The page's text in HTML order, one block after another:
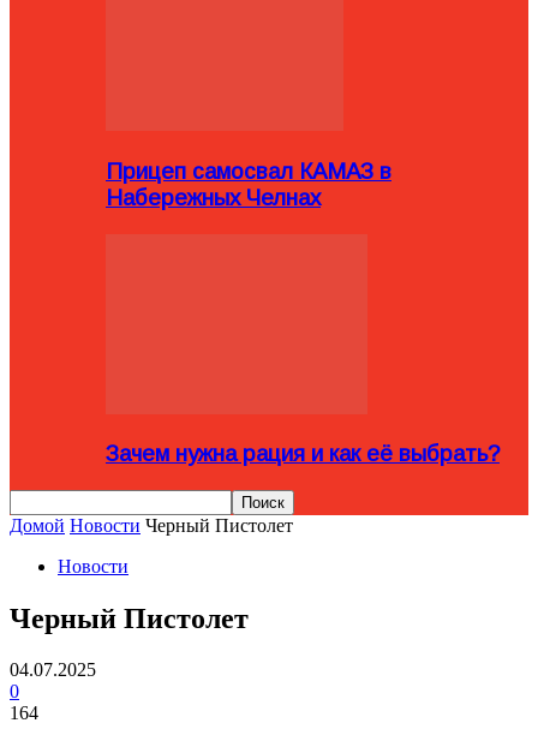
Прицеп самосвал КАМАЗ в
Набережных Челнах
Зачем нужна рация и как её выбрать?
Домой Новости Черный Пистолет
Новости
Черный Пистолет
04.07.2025
0
164